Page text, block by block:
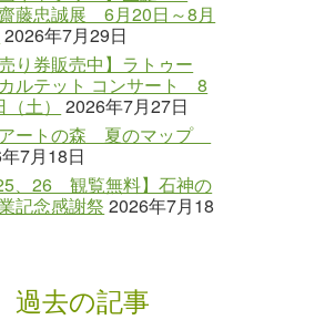
藤忠誠展 6月20日～8月
2026年7月29日
売り券販売中】ラトゥー
ルテット コンサート 8
土）
2026年7月27日
ートの森 夏のマップ
7月18日
25、26 観覧無料】石神の
記念感謝祭 2026年7月18
過去の記事